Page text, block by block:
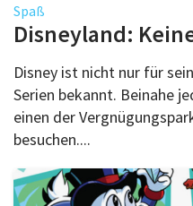
Spaß
Disneyland:
Disney ist nicht nur für
Serien bekannt. Beinahe
einen der
besuchen....